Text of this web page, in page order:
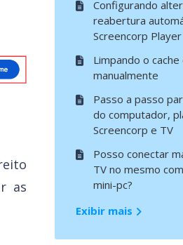
Configurando
reabertura
Screencorp Player
Limpando o
manualmente
Passo a passo
do computador,
Screencorp e TV
Posso conectar
TV no mesmo
mini-pc?
Exibir mais
as